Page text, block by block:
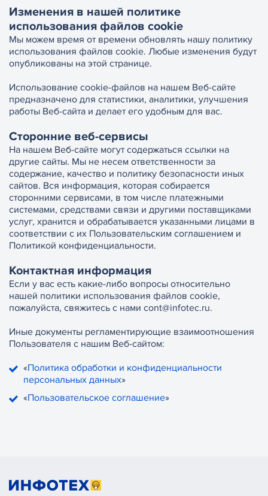
Изменения в нашей политике
использования файлов cookie
Мы можем время от времени обновлять нашу политику
использования файлов cookie. Любые изменения будут
опубликованы на этой странице.
Использование cookie-файлов на нашем Веб-сайте
предназначено для статистики, аналитики, улучшения
работы Веб-сайта и делает его удобным для вас.
Сторонние веб-сервисы
На нашем Веб-сайте могут содержаться ссылки на
другие сайты. Мы не несем ответственности за
содержание, качество и политику безопасности иных
сайтов. Вся информация, которая собирается
сторонними сервисами, в том числе платежными
системами, средствами связи и другими поставщиками
услуг, хранится и обрабатывается указанными лицами в
соответствии с их Пользовательским соглашением и
Политикой конфиденциальности.
Контактная информация
Если у вас есть какие-либо вопросы относительно
нашей политики использования файлов cookie,
пожалуйста, свяжитесь с нами cont@infotec.ru.
Иные документы регламентирующие взаимоотношения
Пользователя с нашим Веб-сайтом:
«Политика обработки и конфиденциальности
персональных данных»
«Пользовательское соглашение»